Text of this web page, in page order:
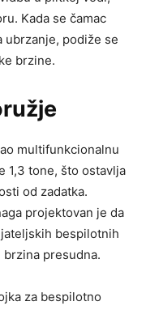
Kada se čamac
ubrzanje, podiže se
brzine.
multifunkcionalnu
1,3 tone, što ostavlja
od zadatka.
projektovan je da
bespilotnih
presudna.
za bespilotno